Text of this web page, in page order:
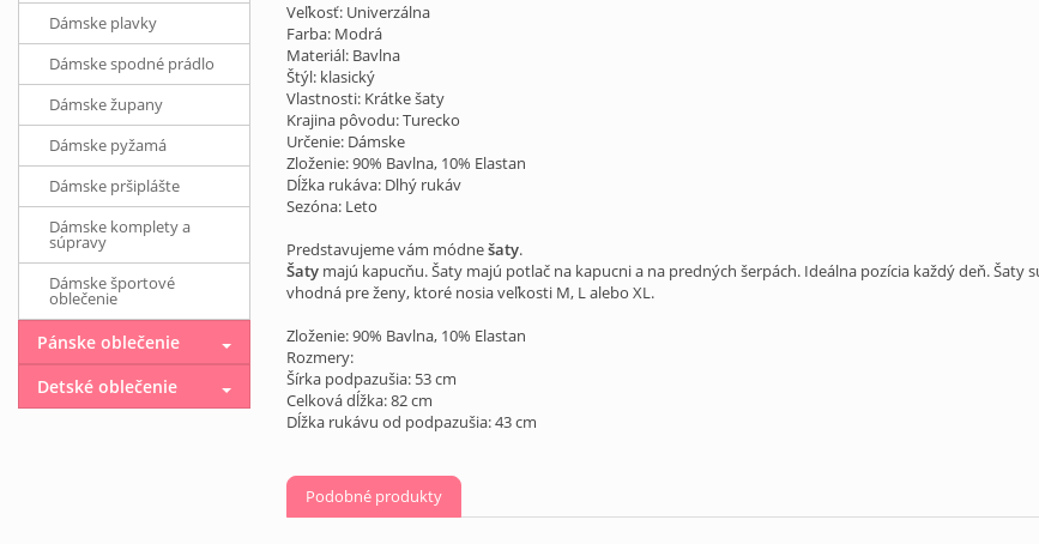
Veľkosť: Univerzálna
Farba: Modrá
Materiál: Bavlna
Štýl: klasický
Vlastnosti: Krátke šaty
Krajina pôvodu: Turecko
Určenie: Dámske
Zloženie: 90% Bavlna, 10% Elastan
Dĺžka rukáva: Dlhý rukáv
Sezóna: Leto
Predstavujeme vám módnešaty.
Šaty majú kapucňu. Šaty majú potlač na kapucni a na predných šerpách. Ideálna pozícia každý deň.
vhodná pre ženy, ktoré nosia veľkosti M, L alebo XL.
Zloženie: 90% Bavlna, 10% Elastan
Rozmery:
Šírka podpazušia: 53 cm
Celková dĺžka: 82 cm
Dĺžka rukávu od podpazušia: 43 cm
Podobné produkty
Dámske plavky
Dámske spodné prádlo
Dámske župany
Dámske pyžamá
Dámske pršiplášte
Dámske komplety a
súpravy
Dámske športové
oblečenie
Pánske oblečenie
Detské oblečenie